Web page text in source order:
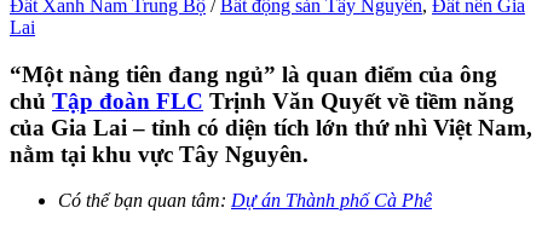
Đất Xanh Nam Trung Bộ /Bất động sản Tây Nguyên, Đất nền Gia
Lai
“Một nàng tiên đang ngủ” là quan điểm của ông
chủ Tập đoàn FLC Trịnh Văn Quyết về tiềm năng
của Gia Lai – tỉnh có diện tích lớn thứ nhì Việt Nam,
nằm tại khu vực Tây Nguyên.
Có thể bạn quan tâm: Dự án Thành phố Cà Phê